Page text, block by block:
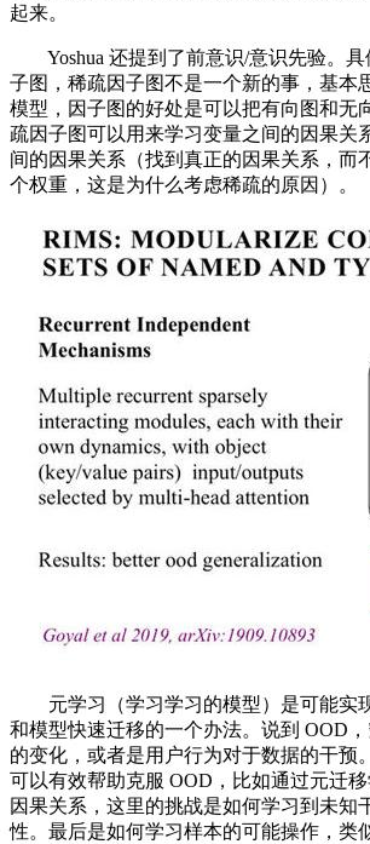
起来。
Yoshua 还提到了前意识/意识先验。具
子图，稀疏因子图不是一个新的事，基本
模型，因子图的好处是可以把有向图和无
疏因子图可以用来学习变量之间的因果关
间的因果关系（找到真正的因果关系，而
个权重，这是为什么考虑稀疏的原因）。
元学习（学习学习的模型）是可能实
和模型快速迁移的一个办法。说到 OOD
的变化，或者是用户行为对于数据的干预
可以有效帮助克服 OOD，比如通过元迁
因果关系，这里的挑战是如何学习到未知
性。最后是如何学习样本的可能操作，类